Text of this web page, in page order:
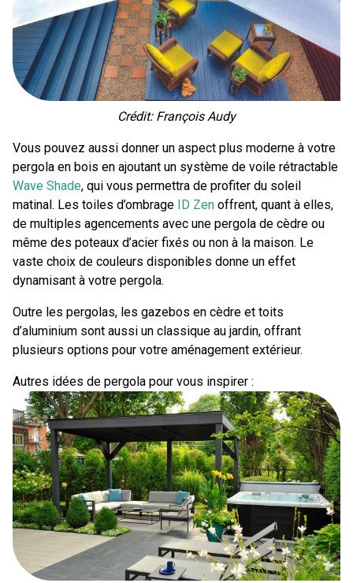
Crédit: François Audy
Vous pouvez aussi donner un aspect plus moderne à votre
pergola en bois en ajoutant un système de voile rétractable
Wave Shade, qui vous permettra de profiter du soleil
matinal. Les toiles d’ombrage ID Zen offrent, quant à elles,
de multiples agencements avec une pergola de cèdre ou
même des poteaux d’acier fixés ou non à la maison. Le
vaste choix de couleurs disponibles donne un effet
dynamisant à votre pergola.
Outre les pergolas, les gazebos en cèdre et toits
d’aluminium sont aussi un classique au jardin, offrant
plusieurs options pour votre aménagement extérieur.
Autres idées de pergola pour vous inspirer :